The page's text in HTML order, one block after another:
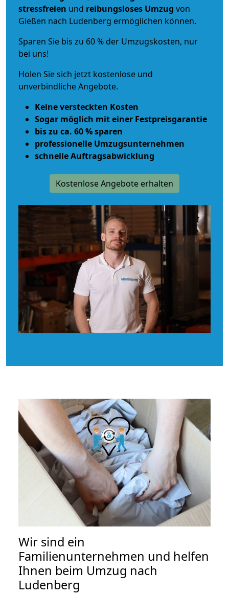
stressfreien und reibungsloses Umzug von
Gießen nach Ludenberg ermöglichen können.
Sparen Sie bis zu 60 % der Umzugskosten, nur
bei uns!
Holen Sie sich jetzt kostenlose und
unverbindliche Angebote.
Keine versteckten Kosten
Sogar möglich mit einer Festpreisgarantie
bis zu ca. 60 % sparen
professionelle Umzugsunternehmen
schnelle Auftragsabwicklung
Kostenlose Angebote erhalten
Wir sind ein
Familienunternehmen und helfen
Ihnen beim Umzug nach
Ludenberg